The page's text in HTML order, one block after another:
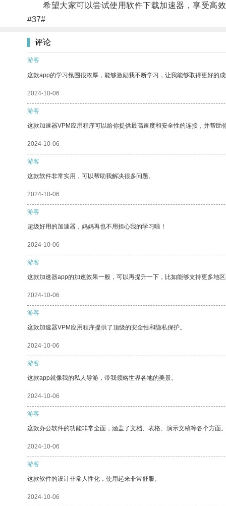
希望大家可以尝试使用软件下载加速器，享受高效
#37#
评论
游客
这款app的学习氛围很浓厚，能够激励我不断学习，让我能够取得更好的成
2024-10-06
游客
这款加速器VPM应用程序可以给你提供最高速度和安全性的连接，并帮助
2024-10-06
游客
这款软件非常实用，可以帮助我解决很多问题。
2024-10-06
游客
超级好用的加速器，妈妈再也不用担心我的学习啦！
2024-10-06
游客
这款加速器app的加速效果一般，可以再提升一下，比如能够支持更多地区
2024-10-06
游客
这款加速器VPM应用程序提供了顶级的安全性和隐私保护。
2024-10-06
游客
这款app就像我的私人导游，带我领略世界各地的美景。
2024-10-06
游客
这款办公软件的功能非常全面，涵盖了文档、表格、演示文稿等各个方面
2024-10-06
游客
这款软件的设计非常人性化，使用起来非常舒服。
2024-10-06